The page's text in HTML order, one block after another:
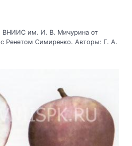
ВНИИС им. И. В. Мичурина от
Ренетом Симиренко. Авторы: Г. А.